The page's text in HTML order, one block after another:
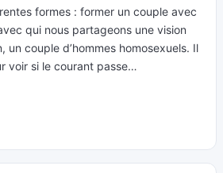
formes : former un couple avec
qui nous partageons une vision
un couple d’hommes homosexuels. Il
voir si le courant passe…